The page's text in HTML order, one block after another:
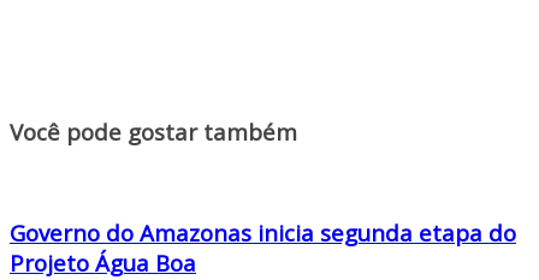
Você pode gostar também
Governo do Amazonas inicia segunda etapa do
Projeto Água Boa